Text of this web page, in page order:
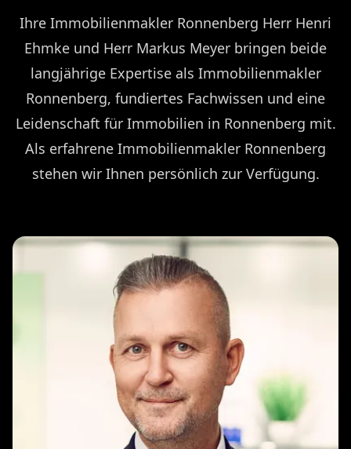
Ihre Immobilienmakler Ronnenberg Herr Henri
Ehmke und Herr Markus Meyer bringen beide
langjährige Expertise als Immobilienmakler
Ronnenberg, fundiertes Fachwissen und eine
Leidenschaft für Immobilien in Ronnenberg mit.
Als erfahrene Immobilienmakler Ronnenberg
stehen wir Ihnen persönlich zur Verfügung.